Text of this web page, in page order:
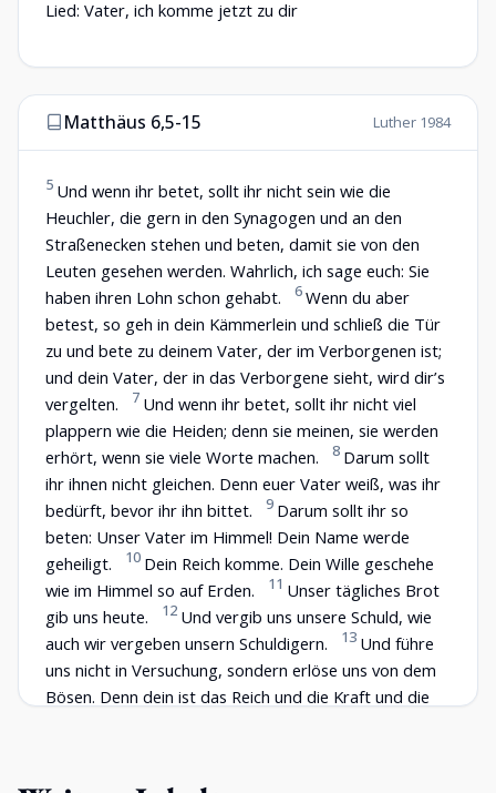
Lied: Vater, ich komme jetzt zu dir
Matthäus 6,5-15 Luther 1984
5 Und wenn ihr betet, sollt ihr nicht sein wie die
Heuchler, die gern in den Synagogen und an den
Straßenecken stehen und beten, damit sie von den
Leuten gesehen werden. Wahrlich, ich sage euch: Sie
haben ihren Lohn schon gehabt.
6Wenn du aber
betest, so geh in dein Kämmerlein und schließ die Tür
zu und bete zu deinem Vater, der im Verborgenen ist;
und dein Vater, der in das Verborgene sieht, wird dir’s
vergelten.
7 Und wenn ihr betet, sollt ihr nicht viel
plappern wie die Heiden; denn sie meinen, sie werden
erhört, wenn sie viele Worte machen.
8 Darum sollt
ihr ihnen nicht gleichen. Denn euer Vater weiß, was ihr
bedürft, bevor ihr ihn bittet.
9 Darum sollt ihr so
beten: Unser Vater im Himmel! Dein Name werde
geheiligt.
10 Dein Reich komme. Dein Wille geschehe
wie im Himmel so auf Erden.
11 Unser tägliches Brot
gib uns heute.
12 Und vergib uns unsere Schuld, wie
auch wir vergeben unsern Schuldigern.
13 Und führe
uns nicht in Versuchung, sondern erlöse uns von dem
Bösen. Denn dein ist das Reich und die Kraft und die